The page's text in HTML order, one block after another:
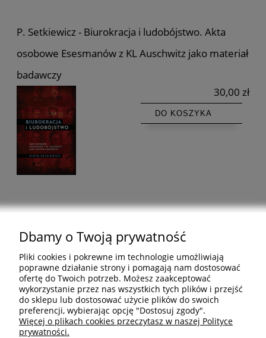
P. Setkiewicz - Biurokracja i ludobójstwo. Akta
osobowe Esesmanów z KL Auschwitz jako materiał
badawczy
30,00 zł
DO KOSZYKA
Pomoc
Informacje
Inne
Dbamy o Twoją prywatność
Pliki cookies i pokrewne im technologie umożliwiają
poprawne działanie strony i pomagają nam dostosować
ofertę do Twoich potrzeb. Możesz zaakceptować
wykorzystanie przez nas wszystkich tych plików i przejść
do sklepu lub dostosować użycie plików do swoich
preferencji, wybierając opcję "Dostosuj zgody".
Więcej o plikach cookies przeczytasz w naszej Polityce
prywatności.